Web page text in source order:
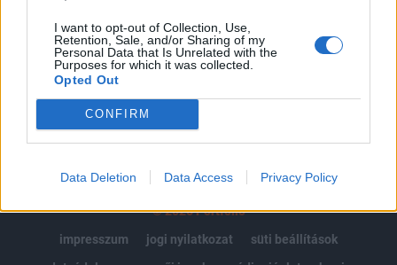
I want to opt-out of Collection, Use,
Retention, Sale, and/or Sharing of my
Personal Data that Is Unrelated with the
Purposes for which it was collected.
Opted Out
CONFIRM
Data Deletion Data Access Privacy Policy
MÁR ELŐFIZETŐNK VAGY?BEJELENTKEZÉS
© 2026 Portfolio
impresszum
jogi nyilatkozat
süti beállítások